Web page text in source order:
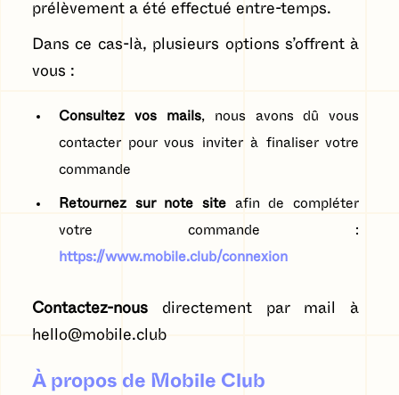
prélèvement a été effectué entre-temps.
Dans ce cas-là, plusieurs options s’offrent à
vous :
Consultez vos mails, nous avons dû vous
contacter pour vous inviter à finaliser votre
commande
Retournez sur note siteafin de compléter
votre commande :
https://www.mobile.club/connexion
Contactez-nous directement par mail à
hello@mobile.club
À propos de Mobile Club